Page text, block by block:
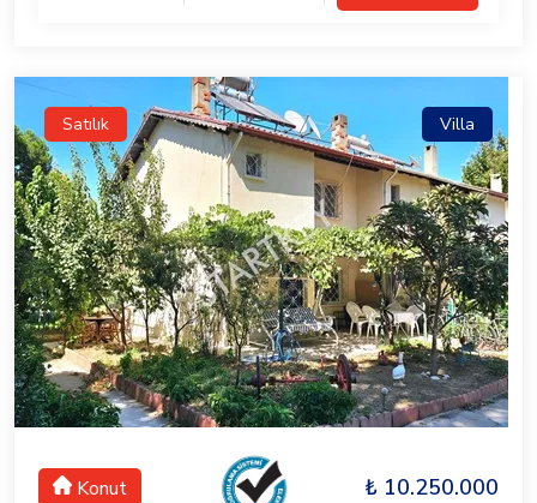
Satılık Villa
Konut ₺ 10.250.000